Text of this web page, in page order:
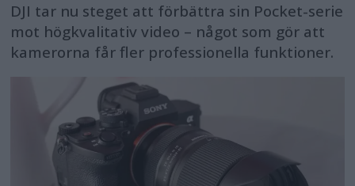
DJI tar nu steget att förbättra sin Pocket-serie
mot högkvalitativ video – något som gör att
kamerorna får fler professionella funktioner.